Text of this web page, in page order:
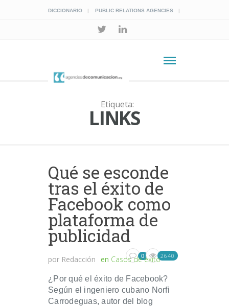
DICCIONARIO PUBLIC RELATIONS AGENCIES
Etiqueta:
LINKS
Qué se esconde
tras el éxito de
Facebook como
plataforma de
publicidad
por Redacción en Casos de éxito
0 2640
¿Por qué el éxito de Facebook?
Según el ingeniero cubano Norfi
Carrodeguas, autor del blog